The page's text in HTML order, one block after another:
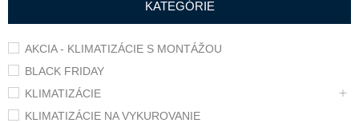
KATEGÓRIE
AKCIA - KLIMATIZÁCIE S MONTÁŽOU
BLACK FRIDAY
KLIMATIZÁCIE
KLIMATIZÁCIE NA VYKUROVANIE